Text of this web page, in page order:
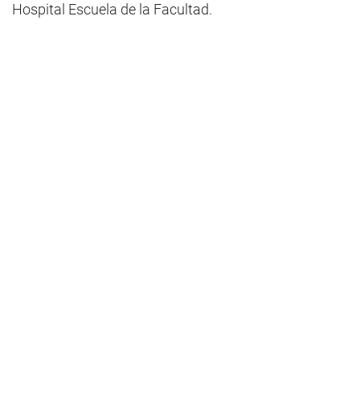
Hospital Escuela de la Facultad.